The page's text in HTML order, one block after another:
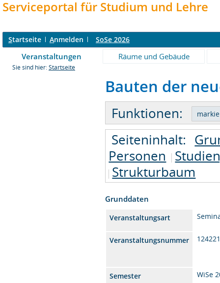
Serviceportal für Studium und Lehre
Startseite Anmelden SoSe 2026
Veranstaltungen Räume und Gebäude
Sie sind hier: Startseite
Bauten der
Funktionen:
Seiteninhalt:
Personen
Strukturbaum
Grunddaten
Veranstaltungsart
Veranstaltungsnummer
Semester WiSe